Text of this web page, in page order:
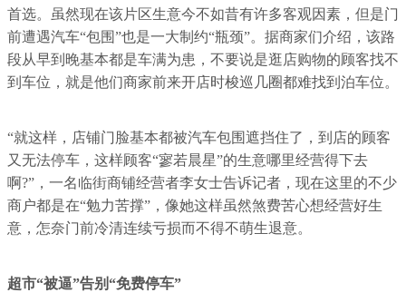
首选。虽然现在该片区生意今不如昔有许多客观因素，但是门
前遭遇汽车“包围”也是一大制约“瓶颈”。据商家们介绍，该路
段从早到晚基本都是车满为患，不要说是逛店购物的顾客找不
到车位，就是他们商家前来开店时梭巡几圈都难找到泊车位。
“就这样，店铺门脸基本都被汽车包围遮挡住了，到店的顾客
又无法停车，这样顾客“寥若晨星”的生意哪里经营得下去
啊?”，一名临街商铺经营者李女士告诉记者，现在这里的不少
商户都是在“勉力苦撑”，像她这样虽然煞费苦心想经营好生
意，怎奈门前冷清连续亏损而不得不萌生退意。
超市“被逼”告别“免费停车”